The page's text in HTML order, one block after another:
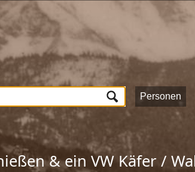
auf dieser Seite veröffentlicht und sind
das Onlineportale vom Museum Schloss
von Zeitzeugeninterviews wird das
Saalfeldens.
die zur Umsetzung dieses Projektes
Personen
& ein VW Käfer /